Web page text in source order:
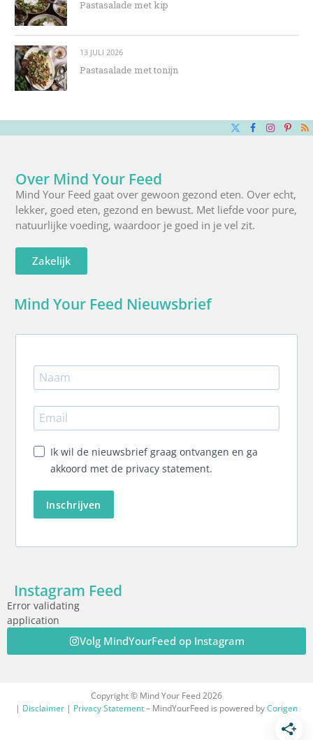
Pastasalade met kip
13 JULI 2026
Pastasalade met tonijn
X
Facebook
Over Mind Your Feed
Mind Your Feed gaat over gewoon gezond eten. Over echt,
lekker, goed eten, gezond en bewust. Met liefde voor pure,
natuurlijke voeding, waardoor je goed in je vel zit.
Zakelijk
Mind Your Feed Nieuwsbrief
Ik wil de nieuwsbrief graag ontvangen en ga
akkoord met de privacy statement.
Inschrijven
Instagram Feed
Error validating
application
Volg MindYourFeed op Instagram
Copyright © Mind Your Feed 2026
| Disclaimer | Privacy Statement– MindYourFeed is powered byCorigen